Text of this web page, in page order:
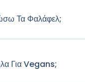
Τα Φαλάφελ;
Για Vegans;